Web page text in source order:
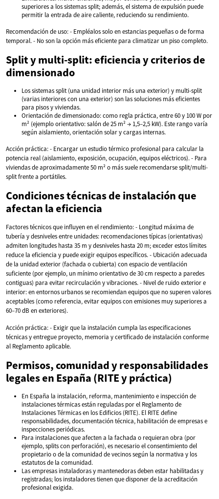
superiores a los sistemas split; además, el sistema de expulsión puede
permitir la entrada de aire caliente, reduciendo su rendimiento.
Recomendación de uso: - Empléalos solo en estancias pequeñas o de forma
temporal. - No son la opción más eficiente para climatizar un piso completo.
Split y multi-split: eficiencia y criterios de
dimensionado
Los sistemas split (una unidad interior más una exterior) y multi-split
(varias interiores con una exterior) son las soluciones más eficientes
para pisos y viviendas.
Orientación de dimensionado: como regla práctica, entre 60 y 100 W por
m² (ejemplo orientativo: salón de 25 m² → 1,5–2,5 kW). Este rango varía
según aislamiento, orientación solar y cargas internas.
Acción práctica: - Encargar un estudio térmico profesional para calcular la
potencia real (aislamiento, exposición, ocupación, equipos eléctricos). - Para
viviendas de aproximadamente 50 m² o más suele recomendarse split/multi-
split frente a portátiles.
Condiciones técnicas de instalación que
afectan la eficiencia
Factores técnicos que influyen en el rendimiento: - Longitud máxima de
tubería y desniveles entre unidades: recomendaciones típicas (orientativas)
admiten longitudes hasta 35 m y desniveles hasta 20 m; exceder estos límites
reduce la eficiencia y puede exigir equipos específicos. - Ubicación adecuada
de la unidad exterior (fachada o cubierta) con espacio de ventilación
suficiente (por ejemplo, un mínimo orientativo de 30 cm respecto a paredes
contiguas) para evitar recirculación y vibraciones. - Nivel de ruido exterior e
interior: en entornos urbanos se recomiendan equipos que no superen valores
aceptables (como referencia, evitar equipos con emisiones muy superiores a
60–70 dB en exteriores).
Acción práctica: - Exigir que la instalación cumpla las especificaciones
técnicas y entregue proyecto, memoria y certificado de instalación conforme
al Reglamento aplicable.
Permisos, comunidad y responsabilidades
legales en España (RITE y práctica)
En España la instalación, reforma, mantenimiento e inspección de
instalaciones térmicas están reguladas por el Reglamento de
Instalaciones Térmicas en los Edificios (RITE). El RITE define
responsabilidades, documentación técnica, habilitación de empresas e
inspecciones periódicas.
Para instalaciones que afecten a la fachada o requieran obra (por
ejemplo, splits con perforación), es necesario el consentimiento del
propietario o de la comunidad de vecinos según la normativa y los
estatutos de la comunidad.
Las empresas instaladoras y mantenedoras deben estar habilitadas y
registradas; los instaladores tienen que disponer de la acreditación
profesional exigida.